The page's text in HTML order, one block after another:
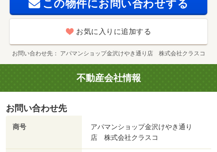
この物件にお問い合わせする
お気に入りに追加する
お問い合わせ先 アパマンショップ金沢けやき通り店 株式会社クラスコ
不動産会社情報
お問い合わせ先
商号
アパマンショップ金沢けやき通り
店 株式会社クラスコ